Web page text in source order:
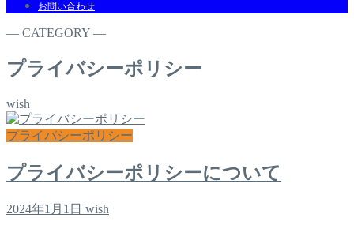
お問い合わせ
― CATEGORY ―
プライバシーポリシー
wish
プライバシーポリシー
プライバシーポリシーについて
2024年1月1日 wish